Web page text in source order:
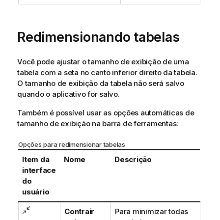
Redimensionando tabelas
Você pode ajustar o tamanho de exibição de uma
tabela com a seta no canto inferior direito da tabela.
O tamanho de exibição da tabela não será salvo
quando o aplicativo for salvo.
Também é possível usar as opções automáticas de
tamanho de exibição na barra de ferramentas:
Opções para redimensionar tabelas
Item da
interface
do
usuário
Nome Descrição
Contrair
Para minimizar todas